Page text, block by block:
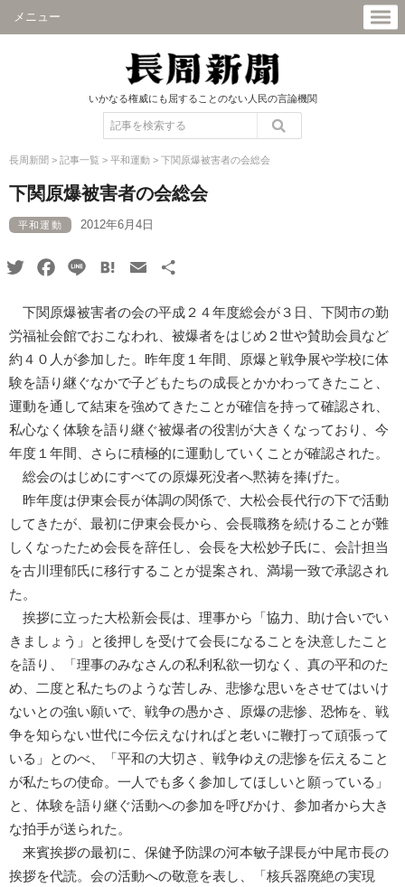
メニュー
いかなる権威にも屈することのない人民の言論機関
長周新聞 > 記事一覧 > 平和運動 > 下関原爆被害者の会総会
下関原爆被害者の会総会
平和運動 2012年6月4日
TwitterFacebook
Line HatenaEmail
下関原爆被害者の会の平成２４年度総会が３日、下関市の勤
労福祉会館でおこなわれ、被爆者をはじめ２世や賛助会員など
約４０人が参加した。昨年度１年間、原爆と戦争展や学校に体
験を語り継ぐなかで子どもたちの成長とかかわってきたこと、
運動を通して結束を強めてきたことが確信を持って確認され、
私心なく体験を語り継ぐ被爆者の役割が大きくなっており、今
年度１年間、さらに積極的に運動していくことが確認された。
総会のはじめにすべての原爆死没者へ黙祷を捧げた。
昨年度は伊東会長が体調の関係で、大松会長代行の下で活動
してきたが、最初に伊東会長から、会長職務を続けることが難
しくなったため会長を辞任し、会長を大松妙子氏に、会計担当
を古川理郁氏に移行することが提案され、満場一致で承認され
た。
挨拶に立った大松新会長は、理事から「協力、助け合いでい
きましょう」と後押しを受けて会長になることを決意したこと
を語り、「理事のみなさんの私利私欲一切なく、真の平和のた
め、二度と私たちのような苦しみ、悲惨な思いをさせてはいけ
ないとの強い願いで、戦争の愚かさ、原爆の悲惨、恐怖を、戦
争を知らない世代に今伝えなければと老いに鞭打って頑張って
いる」とのべ、「平和の大切さ、戦争ゆえの悲惨を伝えること
が私たちの使命。一人でも多く参加してほしいと願っている」
と、体験を語り継ぐ活動への参加を呼びかけ、参加者から大き
な拍手が送られた。
来賓挨拶の最初に、保健予防課の河本敏子課長が中尾市長の
挨拶を代読。会の活動への敬意を表し、「核兵器廃絶の実現